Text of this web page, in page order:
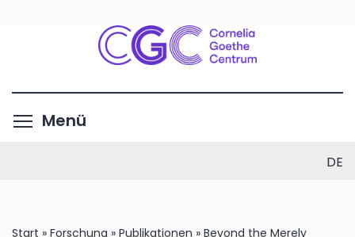
Inhalt
Menü
DE
Start » Forschung » Publikationen » Beyond the Merely